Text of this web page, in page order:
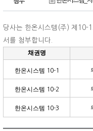
당사는 한온시스템 (주 ) 제 10-1
서를 첨부합니다
채권명
한온시스템 10-1
한온시스템 10-2
한온시스템 10-3